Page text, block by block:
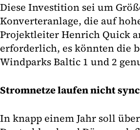
Diese Investition sei um
Konverteranlage, die auf
Projektleiter Henrich Quick
erforderlich, es könnten die
Windparks Baltic 1 und 2
Stromnetze laufen nicht
In knapp einem Jahr soll